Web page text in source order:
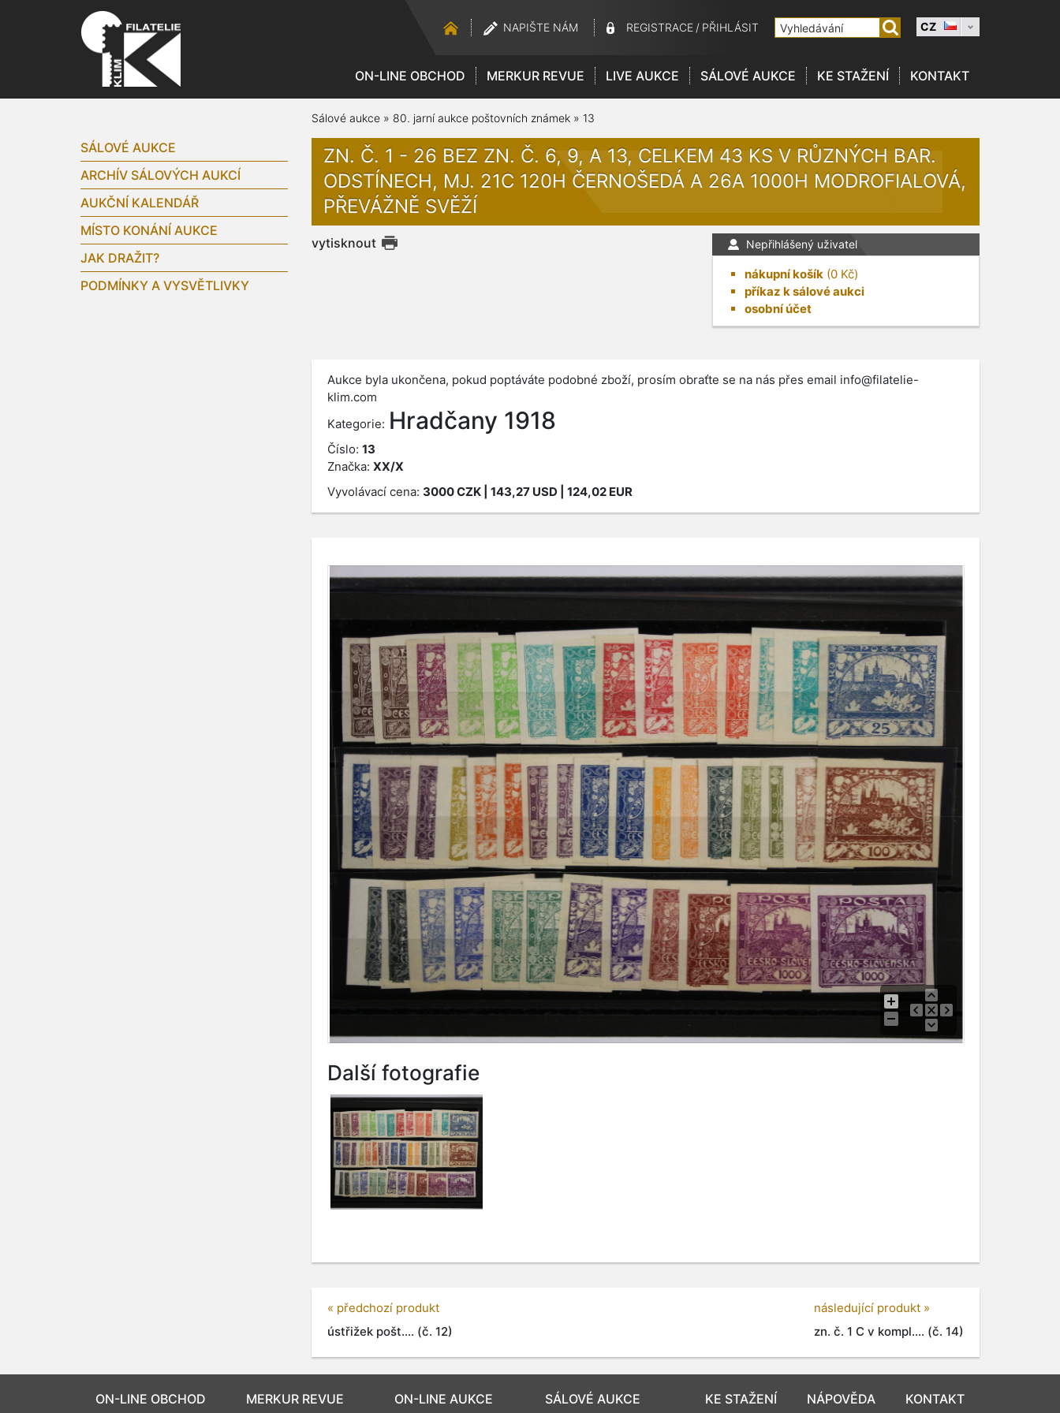
NAPIŠTE NÁM REGISTRACE / PŘIHLÁSIT CZ
ON-LINE OBCHOD MERKUR REVUE LIVE AUKCE SÁLOVÉ AUKCE KE STAŽENÍ KONTAKT
SÁLOVÉ AUKCE
ARCHÍV SÁLOVÝCH AUKCÍ
AUKČNÍ KALENDÁŘ
MÍSTO KONÁNÍ AUKCE
JAK DRAŽIT?
PODMÍNKY A VYSVĚTLIVKY
Sálové aukce» 80. jarní aukce poštovních známek» 13
ZN. Č. 1 - 26 BEZ ZN. Č. 6, 9, A 13, CELKEM 43 KS V RŮZNÝCH BAR.
ODSTÍNECH, MJ. 21C 120H ČERNOŠEDÁ A 26A 1000H MODROFIALOVÁ,
PŘEVÁŽNĚ SVĚŽÍ
Nepřihlášený uživatel
nákupní košík (0 Kč)
příkaz k sálové aukci
osobní účet
vytisknout
Aukce byla ukončena, pokud poptáváte podobné zboží, prosím obraťte se na nás přes email info@filatelie-
klim.com
Kategorie: Hradčany 1918
Číslo: 13
Značka: XX/X
Vyvolávací cena: 3000CZK| 143,27 USD | 124,02 EUR
Další fotografie
« předchozí produkt
ústřižek pošt.... (č. 12)
následující produkt »
zn. č. 1 C v kompl.... (č. 14)
ON-LINE OBCHOD MERKUR REVUE ON-LINE AUKCE SÁLOVÉ AUKCE KE STAŽENÍ NÁPOVĚDA KONTAKT